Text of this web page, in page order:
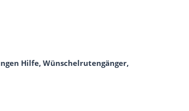
Hilfe, Wünschelrutengänger,